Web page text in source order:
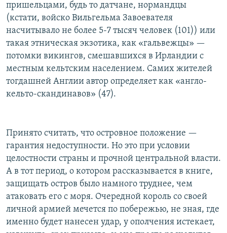
пришельцами, будь то датчане, нормандцы
(кстати, войско Вильгельма Завоевателя
насчитывало не более 5-7 тысяч человек (101)) или
такая этническая экзотика, как «гальвежцы» —
потомки викингов, смешавшихся в Ирландии с
местным кельтским населением. Самих жителей
тогдашней Англии автор определяет как «англо-
кельто-скандинавов» (47).
Принято считать, что островное положение —
гарантия недоступности. Но это при условии
целостности страны и прочной центральной власти.
А в тот период, о котором рассказывается в книге,
защищать остров было намного труднее, чем
атаковать его с моря. Очередной король со своей
личной армией мечется по побережью, не зная, где
именно будет нанесен удар, у ополчения истекает,